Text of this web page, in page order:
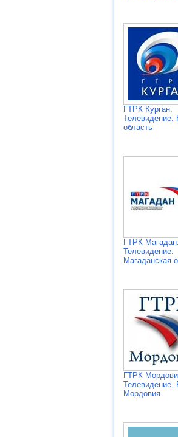
ГТРК Курган.
Телевидение.
область
ГТРК
Телевидение.
Магаданская
ГТРК
Телевидение.
Мордовия